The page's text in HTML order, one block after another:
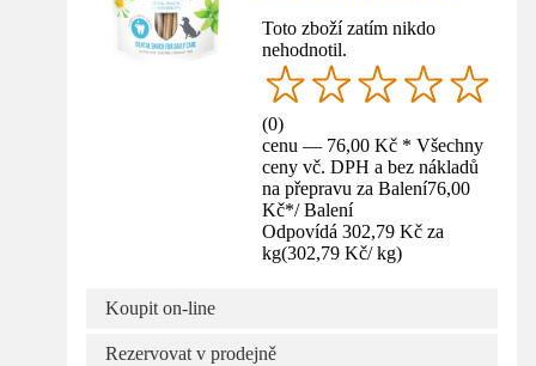
Toto zboží zatím nikdo
nehodnotil.
(0)
cenu — 76,00 Kč * Všechny
ceny vč. DPH a bez nákladů
na přepravu za Balení76,00
Kč*/ Balení
Odpovídá 302,79 Kč za
kg(302,79 Kč/ kg)
Koupit on-line
Rezervovat v prodejně